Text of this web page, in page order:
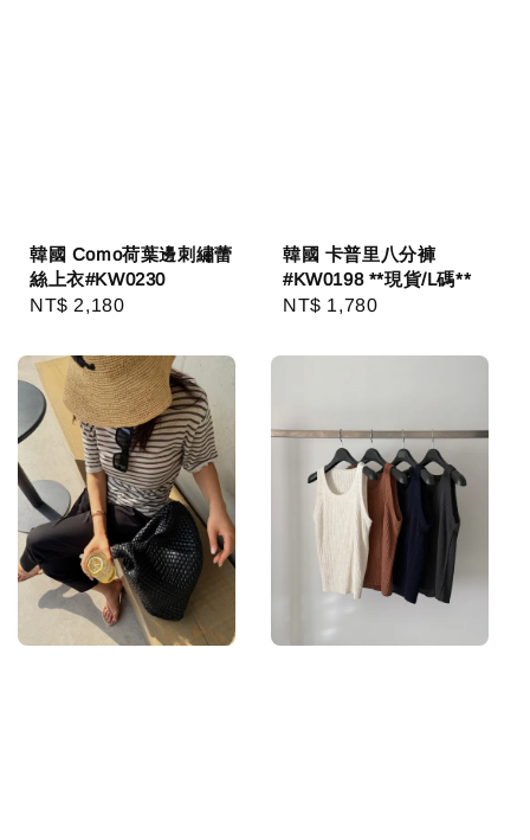
韓國 Como荷葉邊刺繡蕾
絲上衣#KW0230
Regular
NT$ 2,180
韓國 卡普里八分褲
#KW0198 **現貨/L碼**
Regular
NT$ 1,780